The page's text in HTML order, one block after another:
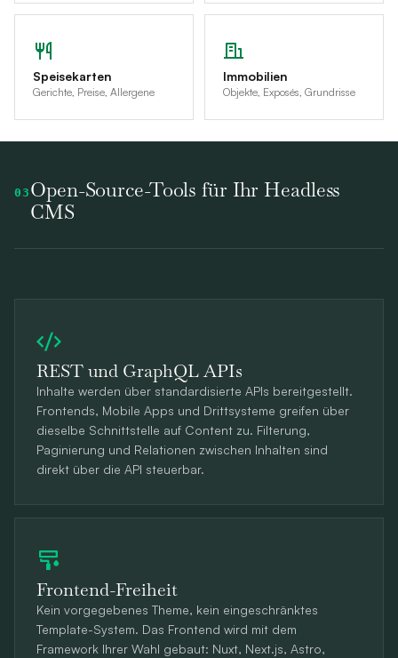
Speisekarten
Gerichte, Preise, Allergene
Immobilien
Objekte, Exposés, Grundrisse
03 Open-Source-Tools für Ihr Headless
CMS
REST und GraphQL APIs
Inhalte werden über standardisierte APIs bereitgestellt.
Frontends, Mobile Apps und Drittsysteme greifen über
dieselbe Schnittstelle auf Content zu. Filterung,
Paginierung und Relationen zwischen Inhalten sind
direkt über die API steuerbar.
Frontend-Freiheit
Kein vorgegebenes Theme, kein eingeschränktes
Template-System. Das Frontend wird mit dem
Framework Ihrer Wahl gebaut: Nuxt, Next.js, Astro,